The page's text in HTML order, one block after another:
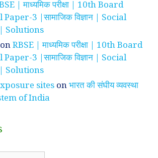
| माध्यमिक परीक्षा | 10th Board
3 |सामाजिक विज्ञान | Social
Solutions
onRBSE | माध्यमिक परीक्षा | 10th Board
3 |सामाजिक विज्ञान | Social
Solutions
sites onभारत की संघीय व्यवस्था
of India